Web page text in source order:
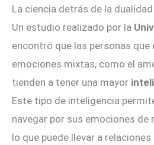
La ciencia detrás de la
Un estudio realizado por la
encontró que las personas que
emociones mixtas, como el
tienden a tener una mayor
Este tipo de inteligencia
navegar por sus emociones de
lo que puede llevar a relaciones